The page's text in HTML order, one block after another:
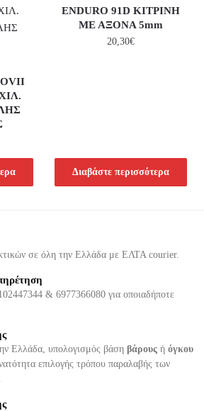
ENDURO 91D ΚΙΤΡΙΝΗ
ΜΕ ΑΞΟΝΑ 5mm
20,30€
Διαβάστε περισσότερα
σε όλη την Ελλάδα με ΕΛΤΑ courier.
& 6977366080 για οποιαδήποτε
Ελλάδα, υπολογισμός βάση βάρους ή όγκου
επιλογής τρόπου παραλαβής των